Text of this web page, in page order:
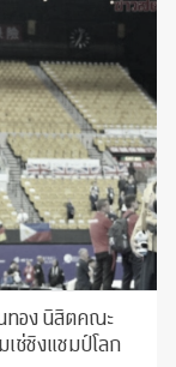
ทอง นิสิตคณะ
เซ่ชิงแชมป์โลก